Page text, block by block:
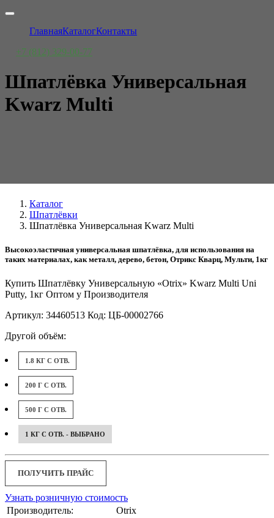
ГлавнаяКаталогКонтакты
+7 (812) 329-00-77
Шпатлёвка Универсальная
Kwarz Multi
Каталог
Шпатлёвки
Шпатлёвка Универсальная Kwarz Multi
Высокоэластичная универсальная шпатлёвка, для использования на
таких материалах, как металл, дерево, бетон, Отрикс Кварц, Мульти, 1кг
Купить Шпатлёвку Универсальную «Otrix» Kwarz Multi Uni
Putty, 1кг Оптом у Производителя
Артикул: 34460513 Код: ЦБ-00002766
Другой объём:
1.8 КГ С ОТВ.
200 Г С ОТВ.
500 Г С ОТВ.
1 КГ С ОТВ. - ВЫБРАНО
ПОЛУЧИТЬ ПРАЙС
Узнать розничную стоимость
Производитель:
Otrix